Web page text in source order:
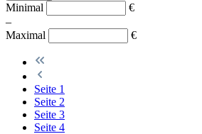
Minimal
€
–
Maximal
€
Seite 1
Seite 2
Seite 3
Seite 4